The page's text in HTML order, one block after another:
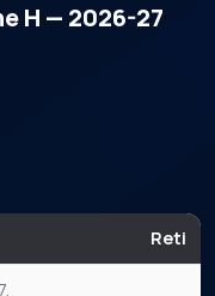
H — 2026-27
Reti